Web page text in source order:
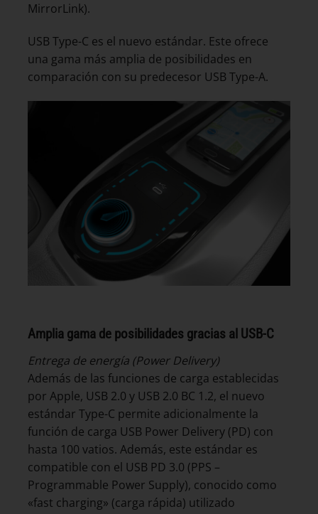
MirrorLink).
USB Type-C es el nuevo estándar. Este ofrece
una gama más amplia de posibilidades en
comparación con su predecesor USB Type-A.
Amplia gama de posibilidades gracias al USB-C
Entrega de energía (Power Delivery)
Además de las funciones de carga establecidas
por Apple, USB 2.0 y USB 2.0 BC 1.2, el nuevo
estándar Type-C permite adicionalmente la
función de carga USB Power Delivery (PD) con
hasta 100 vatios. Además, este estándar es
compatible con el USB PD 3.0 (PPS –
Programmable Power Supply), conocido como
«fast charging» (carga rápida) utilizado